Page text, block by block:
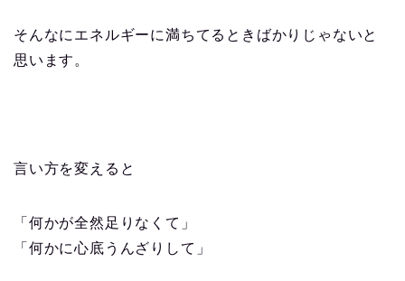
そんなにエネルギーに満ちてるときばかりじゃないと
思います。
言い方を変えると
「何かが全然足りなくて」
「何かに心底うんざりして」